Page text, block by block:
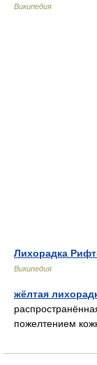
Википедия
Лихорадка
Википедия
жёлтая
пожелтением